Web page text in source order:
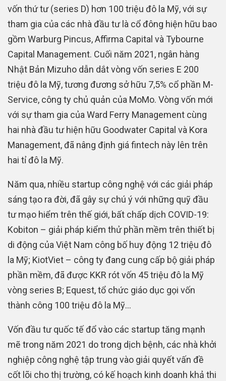
vốn thứ tư (series D) hơn 100 triệu đô la Mỹ, với sự
tham gia của các nhà đầu tư là cổ đông hiện hữu bao
gồm Warburg Pincus, Affirma Capital và Tybourne
Capital Management. Cuối năm 2021, ngân hàng
Nhật Bản Mizuho dẫn dắt vòng vốn series E 200
triệu đô la Mỹ, tương đương sở hữu 7,5% cổ phần M-
Service, công ty chủ quản của MoMo. Vòng vốn mới
với sự tham gia của Ward Ferry Management cùng
hai nhà đầu tư hiện hữu Goodwater Capital và Kora
Management, đã nâng định giá fintech này lên trên
hai tỉ đô la Mỹ.
Năm qua, nhiều startup công nghệ với các giải pháp
sáng tạo ra đời, đã gây sự chú ý với những quỹ đầu
tư mạo hiểm trên thế giới, bất chấp dịch COVID-19:
Kobiton – giải pháp kiểm thử phần mềm trên thiết bị
di động của Việt Nam công bố huy động 12 triệu đô
la Mỹ; KiotViet – công ty đang cung cấp bộ giải pháp
phần mềm, đã được KKR rót vốn 45 triệu đô la Mỹ
vòng series B; Equest, tổ chức giáo dục gọi vốn
thành công 100 triệu đô la Mỹ…
Vốn đầu tư quốc tế đổ vào các startup tăng mạnh
mẽ trong năm 2021 do trong dịch bệnh, các nhà khởi
nghiệp công nghệ tập trung vào giải quyết vấn đề
cốt lõi cho thị trường, có kế hoạch kinh doanh khả thi